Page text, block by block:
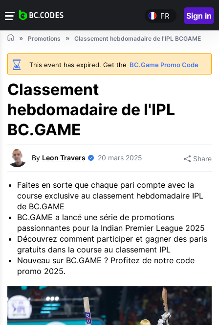
FR Sign in
Promotions Classement hebdomadaire de l'IPL BCGAME
This event has expired. Get the BC.Game Promo Code
Classement
hebdomadaire de l'IPL
BC.GAME
By Leon Travers 20 mars 2025 Share
Faites en sorte que chaque pari compte avec la
course exclusive au classement hebdomadaire IPL
de BC.GAME
BC.GAME a lancé une série de promotions
passionnantes pour la Indian Premier League 2025
Découvrez comment participer et gagner des paris
gratuits dans la course au classement IPL
Nouveau sur BC.GAME ? Profitez de notre code
promo 2025.